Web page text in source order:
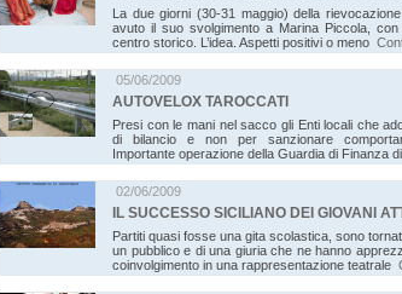
La due giorni (30-31 maggio) della
avuto il suo svolgimento a Marina Piccola,
centro storico. L’idea. Aspetti positivi o meno
05/06/2009
AUTOVELOX TAROCCATI
Presi con le mani nel sacco gli Enti locali che
di bilancio e non per sanzionare
Importante operazione della Guardia di Finanza
02/06/2009
IL SUCCESSO SICILIANO DEI GIOVANI
Partiti quasi fosse una gita scolastica, sono
un pubblico e di una giuria che ne hanno
coinvolgimento in una rappresentazione teatrale